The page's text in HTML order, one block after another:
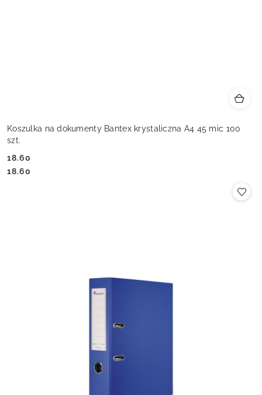
Koszulka na dokumenty Bantex krystaliczna A4 45 mic 100
szt.
Cena:
18.60
Cena:
18.60